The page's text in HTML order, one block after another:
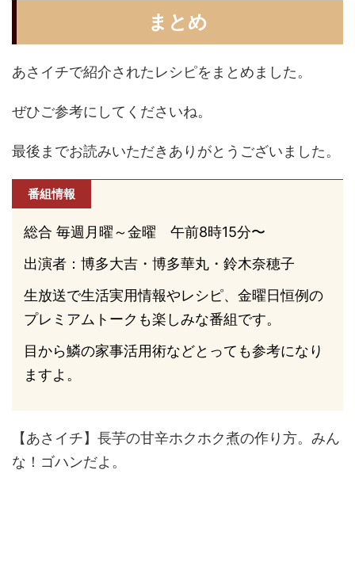
まとめ
あさイチで紹介されたレシピをまとめました。
ぜひご参考にしてくださいね。
最後までお読みいただきありがとうございました。
番組情報
総合 毎週月曜～金曜 午前8時15分〜
出演者：博多大吉・博多華丸・鈴木奈穂子
生放送で生活実用情報やレシピ、金曜日恒例の
プレミアムトークも楽しみな番組です。
目から鱗の家事活用術などとっても参考になり
ますよ。
【あさイチ】長芋の甘辛ホクホク煮の作り方。みん
な！ゴハンだよ。